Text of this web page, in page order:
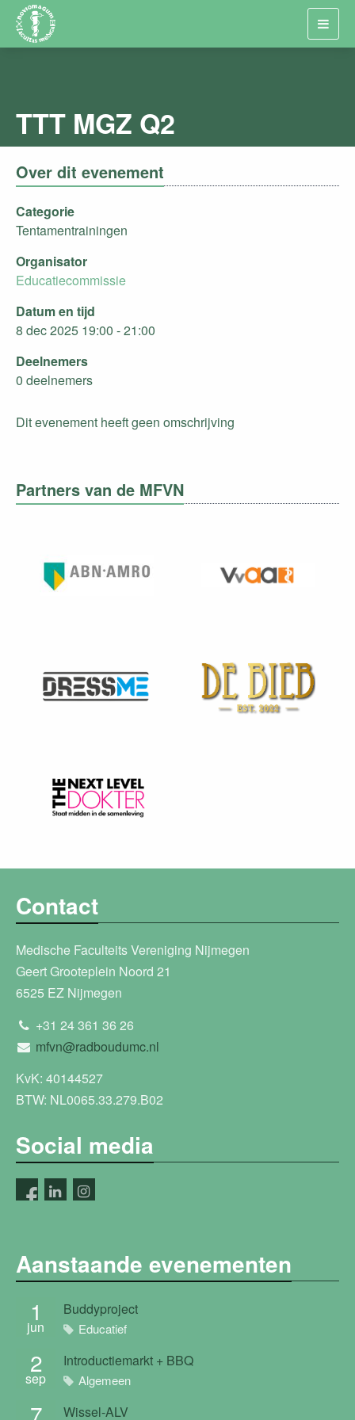
TTT MGZ Q2
Over dit evenement
Categorie
Tentamentrainingen
Organisator
Educatiecommissie
Datum en tijd
8 dec 2025 19:00 - 21:00
Deelnemers
0 deelnemers
Dit evenement heeft geen omschrijving
Partners van de MFVN
Contact
Medische Faculteits Vereniging Nijmegen
Geert Grooteplein Noord 21
6525 EZ Nijmegen
+31 24 361 36 26
mfvn@radboudumc.nl
KvK: 40144527
BTW: NL0065.33.279.B02
Social media
Aanstaande evenementen
1
jun
Buddyproject
Educatief
2
sep
Introductiemarkt + BBQ
Algemeen
7 Wissel-ALV